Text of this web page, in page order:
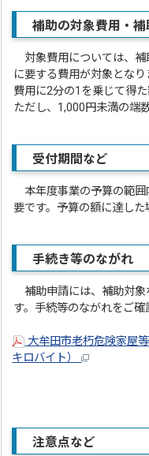
補助の対象費用・
対象費用については、補
に要する費用が対象とな
費用に2分の1を乗じて得
ただし、1,000円未満の端
受付期間など
本年度事業の予算の範囲
要です。予算の額に達した
手続き等のながれ
補助申請には、補助対象
す。手続等のながれをご確
大牟田市老朽危険家屋
キロバイト）
注意点など